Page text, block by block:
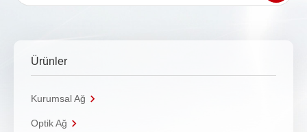
Ürünler
Kurumsal Ağ
Optik Ağ